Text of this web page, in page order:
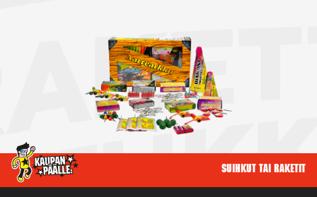
Suihkut tai raketit